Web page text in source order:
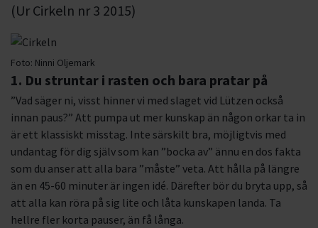
(Ur Cirkeln nr 3 2015)
Foto: Ninni Oljemark
1. Du struntar i rasten och bara pratar på
”Vad säger ni, visst hinner vi med slaget vid Lützen också
innan paus?” Att pumpa ut mer kunskap än någon orkar ta in
är ett klassiskt misstag. Inte särskilt bra, möjligtvis med
undantag för dig själv som kan ”bocka av” ännu en dos fakta
som du anser att alla bara ”måste” veta. Att hålla på längre
än en 45-60 minuter är ingen idé. Därefter bör du bryta upp, så
att alla kan röra på sig lite och låta kunskapen landa. Ta
hellre fler korta pauser, än få långa.